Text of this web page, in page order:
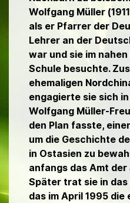
Wolfgang Müller
als er Pfarrer der
Lehrer an der
war und sie im
Schule besuchte.
ehemaligen
engagierte sie sich
Wolfgang Müller-
den Plan fasste,
um die Geschichte
in Ostasien zu
anfangs das Amt
Später trat sie in
das im April 1995